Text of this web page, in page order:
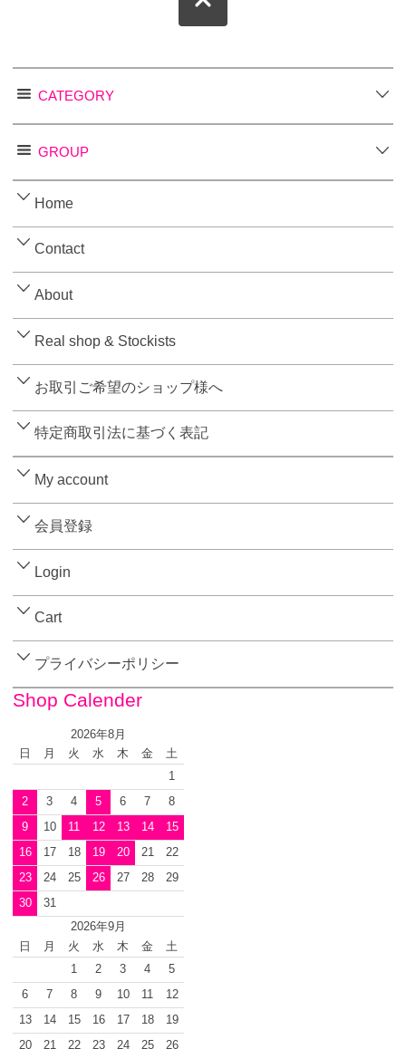
CATEGORY
GROUP
Home
Contact
About
Real shop & Stockists
お取引ご希望のショップ様へ
特定商取引法に基づく表記
My account
会員登録
Login
Cart
プライバシーポリシー
Shop Calender
2026年8月
日
月 火 水 木 金
土
1
2
3 4 5 6 7
8
9
10 11 12 13 14
15
16
17 18 19 20 21
22
23
24 25 26 27 28
29
30
31
2026年9月
日
月 火 水 木 金
土
1
2 3 4
5
6
7 8 9 10 11
12
13
14 15 16 17 18
19
20
21 22 23 24 25 26